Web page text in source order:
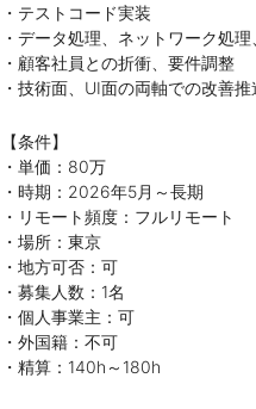
・テストコード実装
・データ処理、ネットワーク処
・顧客社員との折衝、要件調整
・技術面、UI面の両軸での改善推
【条件】
・単価：80万
・時期：2026年5月～長期
・リモート頻度：フルリモート
・場所：東京
・地方可否：可
・募集人数：1名
・個人事業主：可
・外国籍：不可
・精算：140h～180h